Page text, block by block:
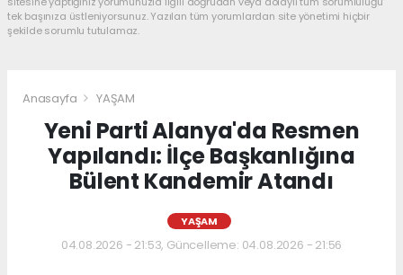
tek başınıza üstleniyorsunuz. Yazılan tüm yorumlardan site yönetimi hiçbir
şekilde sorumlu tutulamaz.
Anasayfa YAŞAM
Yeni Parti Alanya'da Resmen
Yapılandı: İlçe Başkanlığına
Bülent Kandemir Atandı
YAŞAM
04.08.2026 - 21:53, Güncelleme: 04.08.2026 - 21:56